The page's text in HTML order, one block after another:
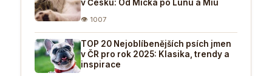
v Česku: Od Micka po Lunu a Miu
👁 1007
TOP 20 Nejoblíbenějších psích jmen
v ČR pro rok 2025: Klasika, trendy a
inspirace